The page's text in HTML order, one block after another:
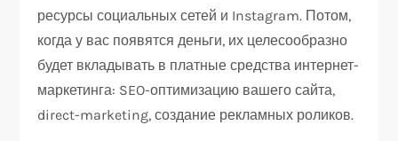
ресурсы социальных сетей и Instagram. Потом,
когда у вас появятся деньги, их целесообразно
будет вкладывать в платные средства интернет-
маркетинга: SEO-оптимизацию вашего сайта,
direct-marketing, создание рекламных роликов.